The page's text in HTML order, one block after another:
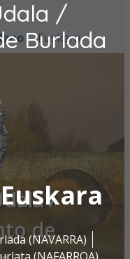
/
Burlada
Euskara
(NAVARRA)
Euskara
/
de